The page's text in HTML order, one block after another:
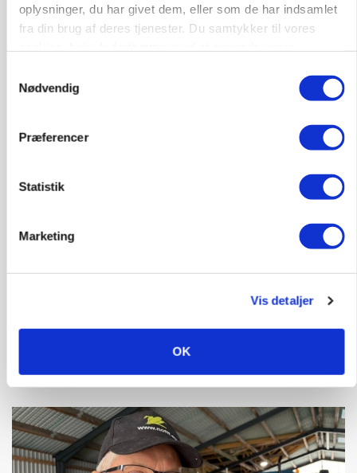
oplysninger, du har givet dem, eller som de har indsamlet
fra din brug af deres tjenester. Du samtykker til vores
Nødvendig
Præferencer
Statistik
Marketing
Vis detaljer
OK
MARKEDSFOKUS
Prisgab på 20 kroner pr. kg vokser: Polsk kylling
Annonce
Loading...